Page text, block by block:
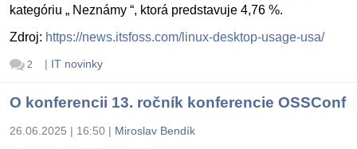
kategóriu „ Neznámy “, ktorá predstavuje 4,76 %.
Zdroj: https://news.itsfoss.com/linux-desktop-usage-usa/
2 | IT novinky
O konferencii 13. ročník konferencie OSSConf
26.06.2025 | 16:50 | Miroslav Bendík